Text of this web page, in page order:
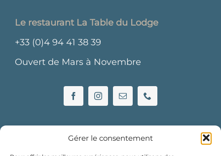
Gérer le consentement
Le restaurant La Table du Lodge
+33 (0)4 94 41 38 39
Ouvert de Mars à Novembre